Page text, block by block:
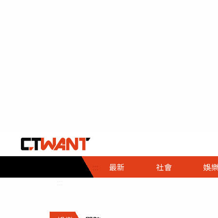
::: 最新 社會
社會首頁
時事
調查
娛樂
娛樂首頁
即時
財經首頁
熱線
政